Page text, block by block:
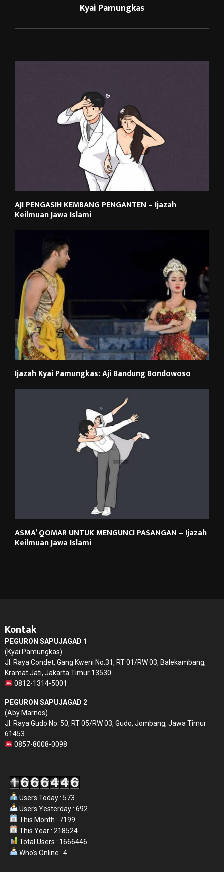
Kyai Pamungkas
AJI PENGASIH KEMBANG PENGANTEN – Ijazah
Keilmuan Jawa Islami
Ijazah Kyai Pamungkas: Aji Bandung Bondowoso
ASMA’ QOMAR UNTUK MENGUNCI PASANGAN – Ijazah
Keilmuan Jawa Islami
Kontak
PEGURON SAPUJAGAD 1
(Kyai Pamungkas)
Jl. Raya Condet, Gang Kweni No.31, RT 01/RW 03, Balekambang,
Kramat Jati, Jakarta Timur 13530
0812-1314-5001
PEGURON SAPUJAGAD 2
(Aby Marnos)
Jl. Raya Gudo No. 50, RT 05/RW 03, Gudo, Jombang, Jawa Timur
61453
0857-8008-0098
Users Today : 573
Users Yesterday : 692
This Month : 7199
This Year : 218524
Total Users : 1666446
Who's Online : 4